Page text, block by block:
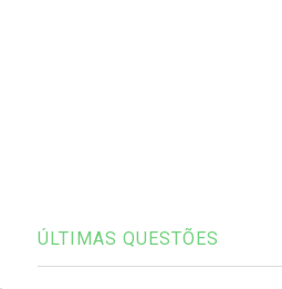
ÚLTIMAS QUESTÕES